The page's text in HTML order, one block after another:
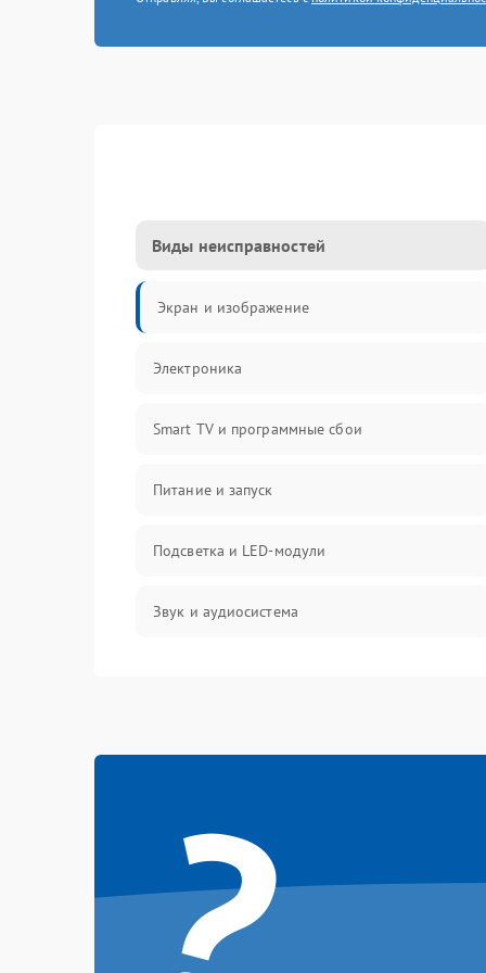
Виды неисправностей
Экран и изображение
Электроника
Smart TV и программные сбои
Питание и запуск
Подсветка и LED-модули
Звук и аудиосистема
Программное обеспечение
Корпус и механика